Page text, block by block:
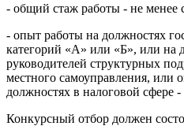
- общий стаж работы - не менее
- опыт работы на должностях
категорий «А» или «Б», или на
руководителей структурных
местного самоуправления, или
должностях в налоговой сфере -
Конкурсный отбор должен